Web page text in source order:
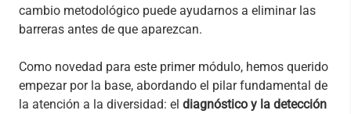
cambio metodológico puede ayudarnos a eliminar las
barreras antes de que aparezcan.
Como novedad para este primer módulo, hemos querido
empezar por la base, abordando el pilar fundamental de
la atención a la diversidad: el diagnóstico y la detección